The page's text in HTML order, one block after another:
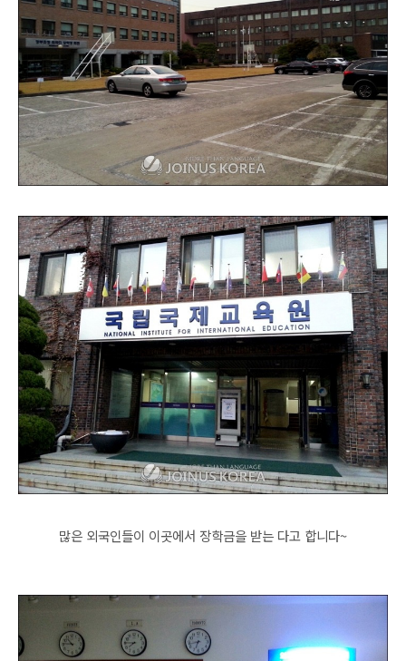
많은 외국인들이 이곳에서 장학금을 받는 다고 합니다~